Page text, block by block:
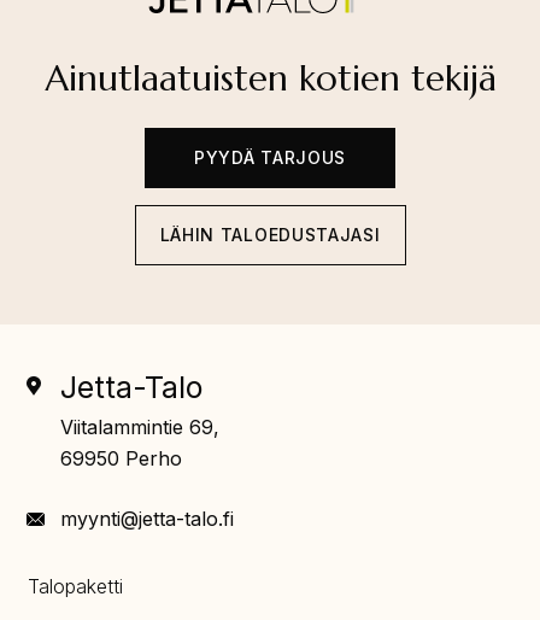
Ainutlaatuisten kotien tekijä
PYYDÄ TARJOUS
LÄHIN TALOEDUSTAJASI
Jetta-Talo
Viitalammintie 69,
69950 Perho
myynti@jetta-talo.fi
Talopaketti